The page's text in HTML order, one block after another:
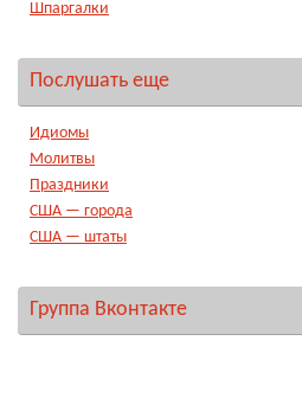
Шпаргалки
Послушать еще
Идиомы
Молитвы
Праздники
США — города
США — штаты
Группа Вконтакте